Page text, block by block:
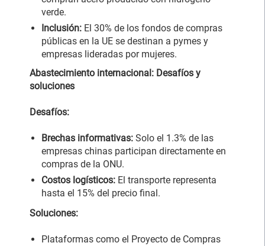
verde.
Inclusión: El 30% de los fondos de compras
públicas en la UE se destinan a pymes y
empresas lideradas por mujeres.
Abastecimiento internacional: Desafíos y
soluciones
Desafíos:
Brechas informativas: Solo el 1.3% de las
empresas chinas participan directamente en
compras de la ONU.
Costos logísticos: El transporte representa
hasta el 15% del precio final.
Soluciones:
Plataformas como el Proyecto de Compras